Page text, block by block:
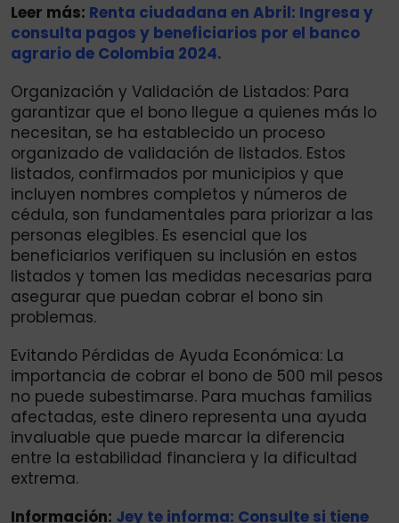
Leer más: Renta ciudadana en Abril: Ingresa y
consulta pagos y beneficiarios por el banco
agrario de Colombia 2024.
Organización y Validación de Listados: Para
garantizar que el bono llegue a quienes más lo
necesitan, se ha establecido un proceso
organizado de validación de listados. Estos
listados, confirmados por municipios y que
incluyen nombres completos y números de
cédula, son fundamentales para priorizar a las
personas elegibles. Es esencial que los
beneficiarios verifiquen su inclusión en estos
listados y tomen las medidas necesarias para
asegurar que puedan cobrar el bono sin
problemas.
Evitando Pérdidas de Ayuda Económica: La
importancia de cobrar el bono de 500 mil pesos
no puede subestimarse. Para muchas familias
afectadas, este dinero representa una ayuda
invaluable que puede marcar la diferencia
entre la estabilidad financiera y la dificultad
extrema.
Información: Jey te informa: Consulte si tiene